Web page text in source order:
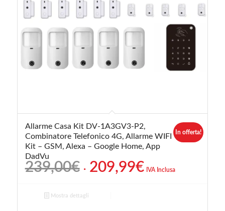
Allarme Casa Kit DV-1A3GV3-P2,
Combinatore Telefonico 4G, Allarme WIFI
Kit – GSM, Alexa – Google Home, App
DadVu
239,00€ Il
prezzo
originale
era:
209,99€IlIVA Inclusa
In offerta!
Mostra dettagli